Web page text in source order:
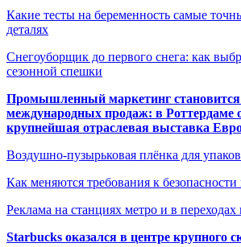
Какие тесты на беременность самые
деталях
Снегоуборщик до первого снега: как
сезонной спешки
Промышленный маркетинг
международных продаж: в Роттердаме
крупнейшая отраслевая выставка
Воздушно-пузырьковая плёнка для
Как меняются требования к
Реклама на станциях метро и в
Starbucks оказался в центре крупного